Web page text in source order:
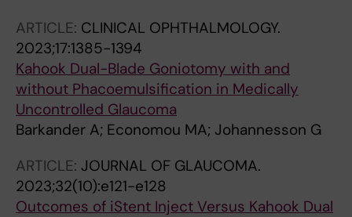
ARTICLE: CLINICAL OPHTHALMOLOGY.
2023;17:1385-1394
Kahook Dual-Blade Goniotomy with and
without Phacoemulsification in Medically
Uncontrolled Glaucoma
Barkander A; Economou MA; Johannesson G
ARTICLE: JOURNAL OF GLAUCOMA.
2023;32(10):e121-e128
Outcomes of iStent Inject Versus Kahook Dual